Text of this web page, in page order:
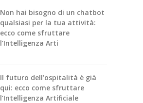
Non hai bisogno di un chatbot
qualsiasi per la tua attività:
ecco come sfruttare
l’Intelligenza Arti
Il futuro dell’ospitalità è già
qui: ecco come sfruttare
l’Intelligenza Artificiale